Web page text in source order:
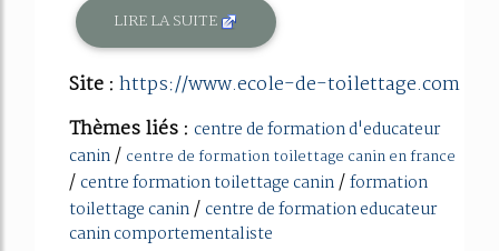
LIRE LA SUITE
Site : https://www.ecole-de-toilettage.com
Thèmes liés : centre de formation d'educateur
canin/ centre de formation toilettage canin en france
/ centre formation toilettage canin/formation
toilettage canin/ centre de formation educateur
canin comportementaliste